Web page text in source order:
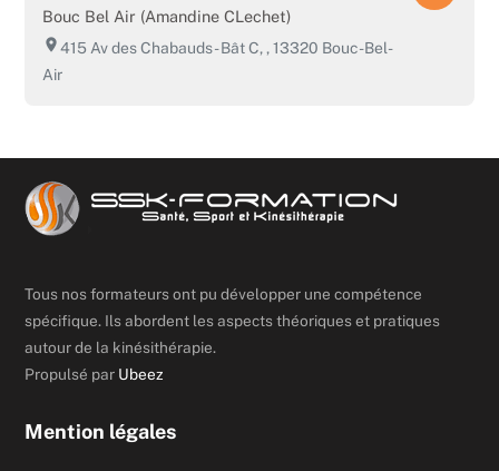
Bouc Bel Air (Amandine CLechet)
room 415 Av des Chabauds - Bât C, , 13320 Bouc-Bel-
Air
Tous nos formateurs ont pu développer une compétence
spécifique. Ils abordent les aspects théoriques et pratiques
autour de la kinésithérapie.
Propulsé par Ubeez
Mention légales